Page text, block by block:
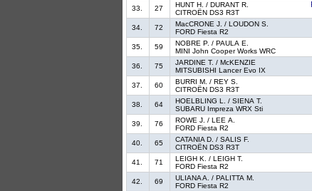
33.
27
HUNT H. / DURANT R.
CITROËN DS3 R3T
34.
72
MacCRONE J. / LOUDON S.
FORD Fiesta R2
35.
59
NOBRE P. / PAULA E.
MINI John Cooper Works WRC
36.
75
JARDINE T. / McKENZIE
MITSUBISHI Lancer Evo IX
37.
60
BURRI M. / REY S.
CITROËN DS3 R3T
38.
64
HOELBLING L. / SIENA T.
SUBARU Impreza WRX Sti
39.
76
ROWE J. / LEE A.
FORD Fiesta R2
40.
65
CATANIA D. / SALIS F.
CITROËN DS3 R3T
41.
71
LEIGH K. / LEIGH T.
FORD Fiesta R2
42.
69
ULIANA A. / PALITTA M.
FORD Fiesta R2